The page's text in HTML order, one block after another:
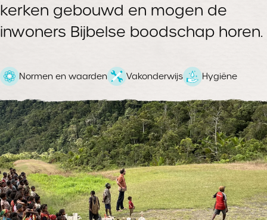
kerken gebouwd en mogen de
inwoners Bijbelse boodschap horen.
Normen en waarden Vakonderwijs Hygiëne